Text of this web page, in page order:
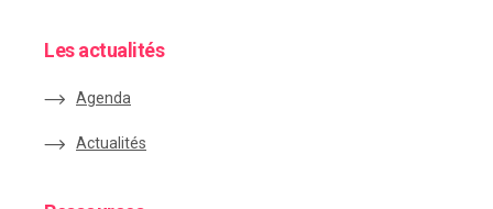
Les actualités
Agenda
Actualités